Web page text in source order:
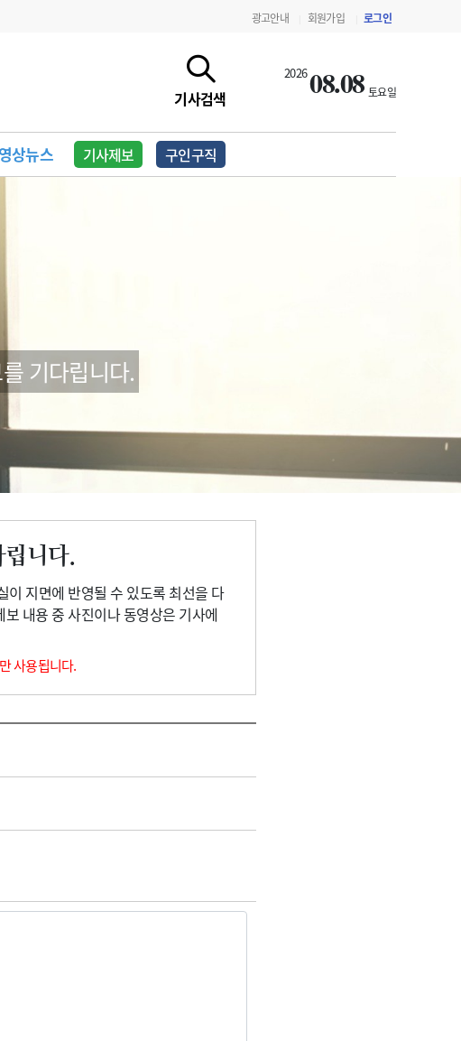
광고안내 회원가입 로그인
기사검색
202608.08 토요일
상뉴스 기사제보 구인구직
기다립니다.
니다.
이 지면에 반영될 수 있도록 최선을 다
내용 중 사진이나 동영상은 기사에
사용됩니다.